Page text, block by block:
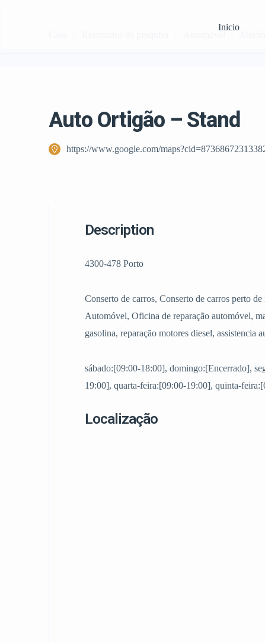
Inicio
Auto Ortigão – Stand
https://www.google.com/
Description
4300-478 Porto
Conserto de carros, Conserto de carros perto
Automóvel, Oficina de reparação automóvel,
gasolina, reparação motores diesel, assistencia
sábado:[09:00-18:00], domingo:[Encerrado],
19:00], quarta-feira:[09:00-19:00], quinta-
Localização